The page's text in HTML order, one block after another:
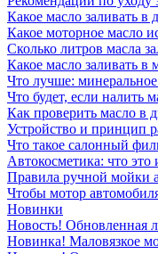
Какое масло заливать в
Какое моторное масло
Сколько литров масла
Какое масло заливать в
Что лучше:
Что будет, если налить
Как проверить масло в
Устройство и принцип
Что такое салонный
Автокосметика: что это
Правила ручной мойки
Чтобы мотор
Новинки
Новость! Обновленная
Новинка! Маловязкое